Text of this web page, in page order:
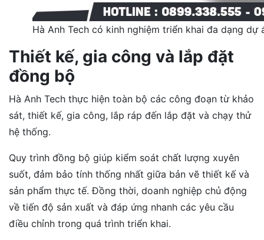
Hà Anh Tech có kinh nghiệm triển khai đa dạng dự
Thiết kế, gia công và lắp đặt
đồng bộ
Hà Anh Tech thực hiện toàn bộ các công đoạn từ khảo
sát, thiết kế, gia công, lắp ráp đến lắp đặt và chạy thử
hệ thống.
Quy trình đồng bộ giúp kiểm soát chất lượng xuyên
suốt, đảm bảo tính thống nhất giữa bản vẽ thiết kế và
sản phẩm thực tế. Đồng thời, doanh nghiệp chủ động
về tiến độ sản xuất và đáp ứng nhanh các yêu cầu
điều chỉnh trong quá trình triển khai.